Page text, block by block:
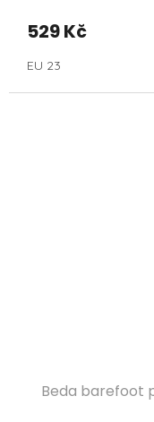
529 Kč
EU 23
Beda barefoot